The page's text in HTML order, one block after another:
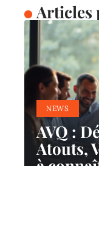
Articles
NEWS
AVQ :
Atouts,
à